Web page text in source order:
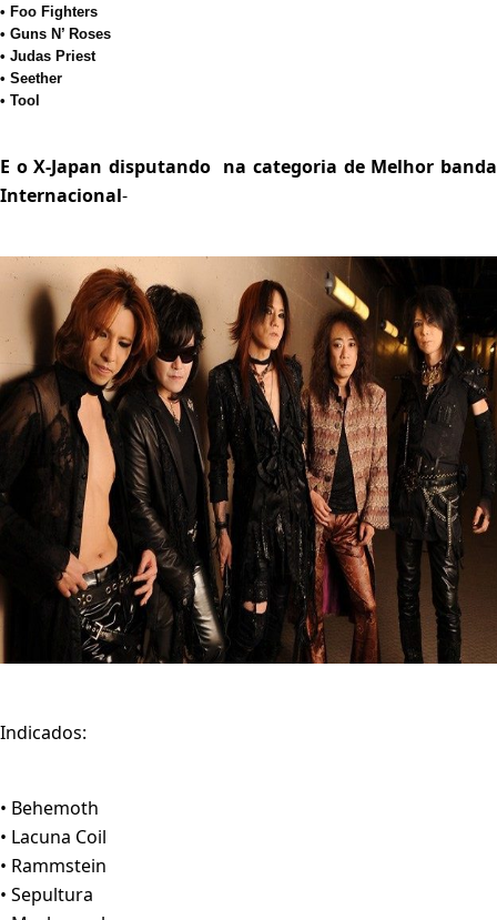
• Foo Fighters
• Guns N’ Roses
• Judas Priest
• Seether
• Tool
E o X-Japan disputando na categoria de Melhor banda
Internacional-
Indicados:
• Behemoth
• Lacuna Coil
• Rammstein
• Sepultura